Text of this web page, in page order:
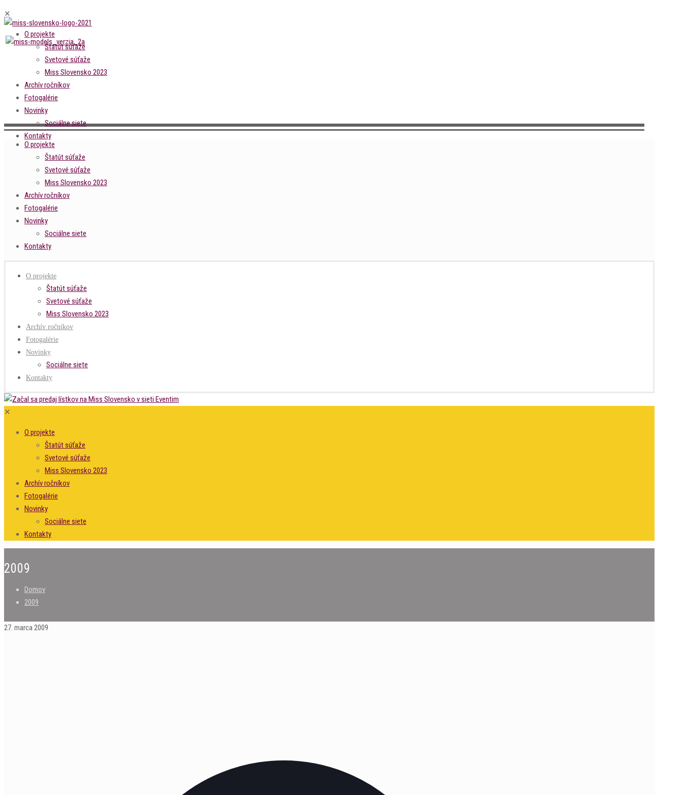
✕
O projekte
Štatút súťaže
Svetové súťaže
Miss Slovensko 2023
Archív ročníkov
Fotogalérie
Novinky
Sociálne siete
Kontakty
O projekte
Štatút súťaže
Svetové súťaže
Miss Slovensko 2023
Archív ročníkov
Fotogalérie
Novinky
Sociálne siete
Kontakty
O projekte
Štatút súťaže
Svetové súťaže
Miss Slovensko 2023
Archív ročníkov
Fotogalérie
Novinky
Sociálne siete
Kontakty
✕
O projekte
Štatút súťaže
Svetové súťaže
Miss Slovensko 2023
Archív ročníkov
Fotogalérie
Novinky
Sociálne siete
Kontakty
2009
Domov
2009
27. marca 2009